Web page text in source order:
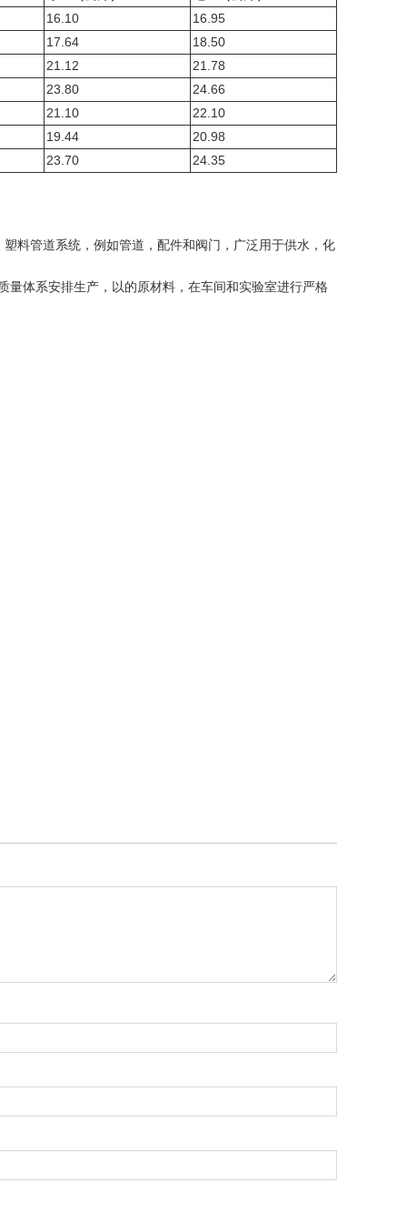
16.10
16.95
17.64
18.50
21.12
21.78
23.80
24.66
21.10
22.10
19.44
20.98
23.70 24.35
塑料管道系统，例如管道，配件和阀门，广泛用于供水，化
量体系安排生产，以的原材料，在车间和实验室进行严格